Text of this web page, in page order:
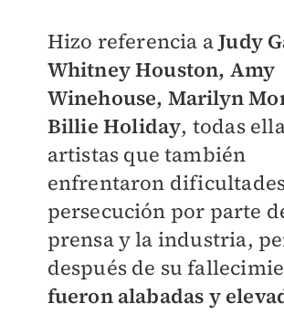
Hizo referencia aJudy
Whitney Houston, Amy
Winehouse, Marilyn
Billie Holiday, todas
artistas que también
enfrentaron
persecución por parte
prensa y la industria,
después de su
fueron alabadas y